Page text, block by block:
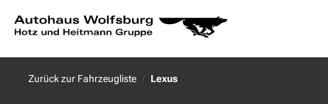
Zur Hauptnavigation springen
Zurück zur Fahrzeugliste Lexus